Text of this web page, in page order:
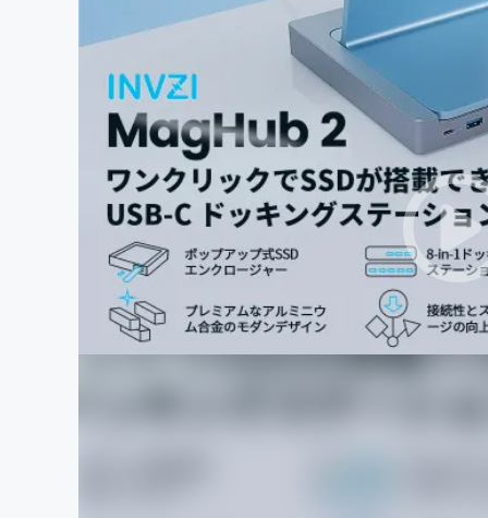
映像・映画
ビジネス・起業
まちづくり・地域活性化